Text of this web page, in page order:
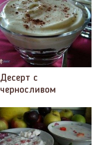
Десерт с
черносливом